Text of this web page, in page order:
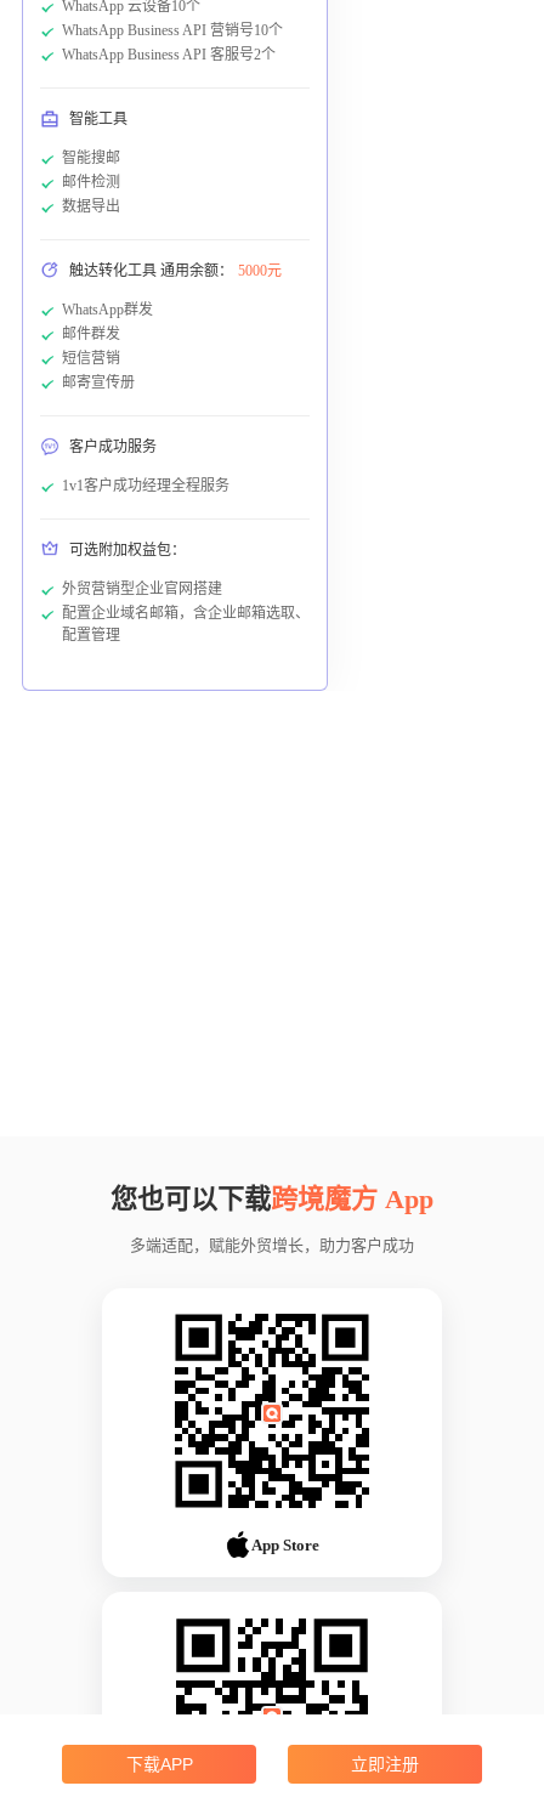
WhatsApp 云设备10个
WhatsApp Business API 营销号10个
WhatsApp Business API 客服号2个
智能工具
智能搜邮
邮件检测
数据导出
触达转化工具 通用余额： 5000元
WhatsApp群发
邮件群发
短信营销
邮寄宣传册
客户成功服务
1v1客户成功经理全程服务
可选附加权益包：
外贸营销型企业官网搭建
配置企业域名邮箱，含企业邮箱选取、
配置管理
您也可以下载跨境魔方 App
多端适配，赋能外贸增长，助力客户成功
App Store
下载APP 立即注册